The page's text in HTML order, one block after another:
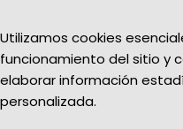
Utilizamos cookies
funcionamiento del sitio y
elaborar información
personalizada.